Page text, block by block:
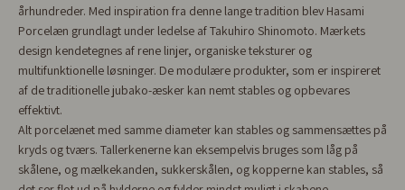
århundreder. Med inspiration fra denne lange tradition blev Hasami
Porcelæn grundlagt under ledelse af Takuhiro Shinomoto. Mærkets
design kendetegnes af rene linjer, organiske teksturer og
multifunktionelle løsninger. De modulære produkter, som er inspireret
af de traditionelle jubako-æsker kan nemt stables og opbevares
effektivt.
Alt porcelænet med samme diameter kan stables og sammensættes på
kryds og tværs. Tallerkenerne kan eksempelvis bruges som låg på
skålene, og mælkekanden, sukkerskålen, og kopperne kan stables, så